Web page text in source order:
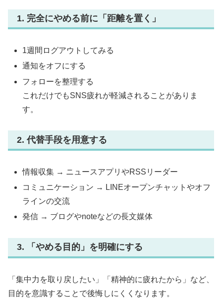
1. 完全にやめる前に「距離を置く」
1週間ログアウトしてみる
通知をオフにする
フォローを整理する
これだけでもSNS疲れが軽減されることがありま
す。
2. 代替手段を用意する
情報収集 → ニュースアプリやRSSリーダー
コミュニケーション → LINEオープンチャットやオフ
ラインの交流
発信 → ブログやnoteなどの長文媒体
3. 「やめる目的」を明確にする
「集中力を取り戻したい」「精神的に疲れたから」など、
目的を意識することで後悔しにくくなります。